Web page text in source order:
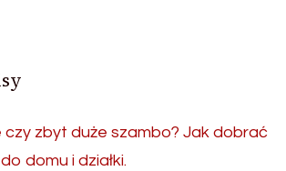
czy zbyt duże szambo? Jak dobrać
domu i działki.